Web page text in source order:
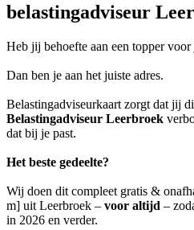
belastingadviseur
Heb jij behoefte aan een topper
Dan ben je aan het juiste adres.
Belastingadviseurkaart zorgt dat jij
Belastingadviseur Leerbroek
dat bij je past.
Het beste gedeelte?
Wij doen dit compleet gratis &
m] uit Leerbroek – voor altijd –
in 2026 en verder.